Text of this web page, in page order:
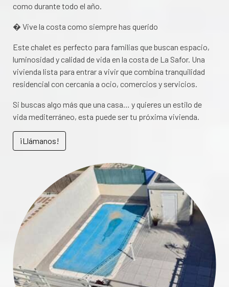
como durante todo el año.
� Vive la costa como siempre has querido
Este chalet es perfecto para familias que buscan espacio,
luminosidad y calidad de vida en la costa de La Safor. Una
vivienda lista para entrar a vivir que combina tranquilidad
residencial con cercanía a ocio, comercios y servicios.
Si buscas algo más que una casa… y quieres un estilo de
vida mediterráneo, esta puede ser tu próxima vivienda.
¡Llámanos!